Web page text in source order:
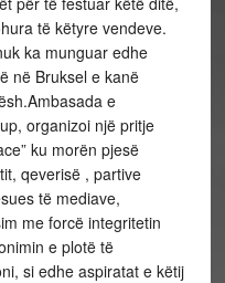
të këtyre vendeve.
ka munguar edhe
në Bruksel e kanë
Ambasada e
organizoi një pritje
ku morën pjesë
qeverisë , partive
të mediave,
me forcë integritetin
e plotë të
si edhe aspiratat e këtij